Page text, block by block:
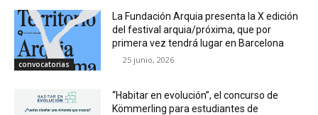
convocatorias
La Fundación Arquia presenta la X edición
del festival arquia/próxima, que por
primera vez tendrá lugar en Barcelona
25 junio, 2026
“Habitar en evolución”, el concurso de
Kömmerling para estudiantes de